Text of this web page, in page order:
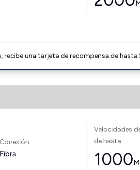
recibe una tarjeta de recompensa de
Conexión:
Fibra
Velocidades
de hasta
1000